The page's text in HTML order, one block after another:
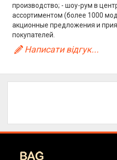
производство; - шоу-рум в
ассортиментом (более 1000
акционные предложения и
покупателей.
Написати відгук...